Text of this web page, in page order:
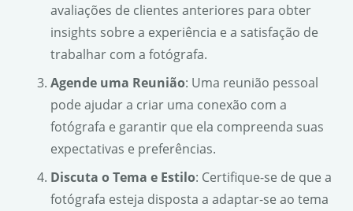
avaliações de clientes anteriores para obter
insights sobre a experiência e a satisfação de
trabalhar com a fotógrafa.
Agende uma Reunião: Uma reunião pessoal
pode ajudar a criar uma conexão com a
fotógrafa e garantir que ela compreenda suas
expectativas e preferências.
Discuta o Tema e Estilo: Certifique-se de que a
fotógrafa esteja disposta a adaptar-se ao tema